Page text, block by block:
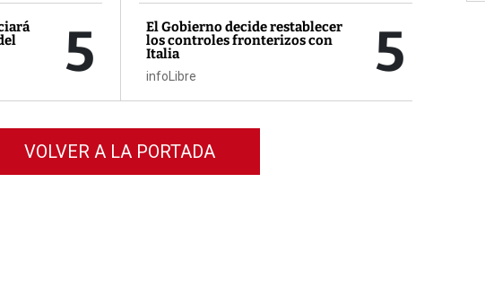
5
El Gobierno decide restablecer
los controles fronterizos con
Italia
infoLibre 5
VOLVER A LA PORTADA